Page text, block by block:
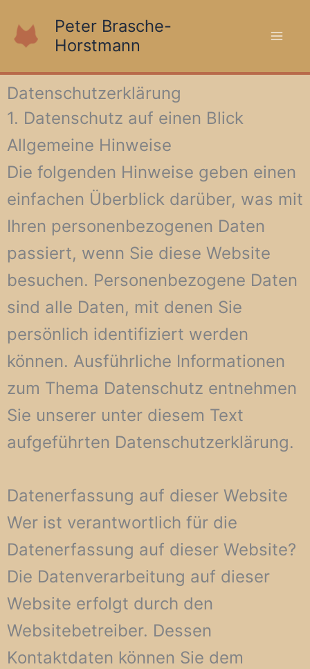
Inhalt
springen
Peter Brasche-
Horstmann
Datenschutzerklärung
1. Datenschutz auf einen Blick
Allgemeine Hinweise
Die folgenden Hinweise geben einen
einfachen Überblick darüber, was mit
Ihren personenbezogenen Daten
passiert, wenn Sie diese Website
besuchen. Personenbezogene Daten
sind alle Daten, mit denen Sie
persönlich identifiziert werden
können. Ausführliche Informationen
zum Thema Datenschutz entnehmen
Sie unserer unter diesem Text
aufgeführten Datenschutzerklärung.
Datenerfassung auf dieser Website
Wer ist verantwortlich für die
Datenerfassung auf dieser Website?
Die Datenverarbeitung auf dieser
Website erfolgt durch den
Websitebetreiber. Dessen
Kontaktdaten können Sie dem